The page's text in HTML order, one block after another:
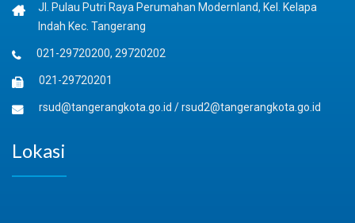
Jl. Pulau Putri Raya Perumahan Modernland, Kel. Kelapa
Indah Kec. Tangerang
021-29720200, 29720202
021-29720201
rsud@tangerangkota.go.id /rsud2@tangerangkota.go.id
Lokasi